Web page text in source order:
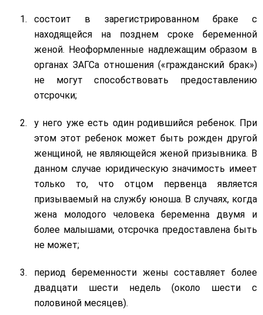
состоит в зарегистрированном браке с
находящейся на позднем сроке беременной
женой. Неоформленные надлежащим образом в
органах ЗАГСа отношения («гражданский брак»)
не могут способствовать предоставлению
отсрочки;
у него уже есть один родившийся ребенок. При
этом этот ребенок может быть рожден другой
женщиной, не являющейся женой призывника. В
данном случае юридическую значимость имеет
только то, что отцом первенца является
призываемый на службу юноша. В случаях, когда
жена молодого человека беременна двумя и
более малышами, отсрочка предоставлена быть
не может;
период беременности жены составляет более
двадцати шести недель (около шести с
половиной месяцев).